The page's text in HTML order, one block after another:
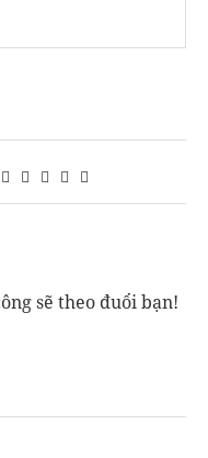
sẽ theo đuổi bạn!